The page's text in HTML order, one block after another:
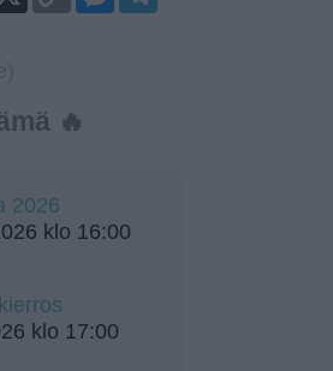
🔥
2026
klo 16:00
klo 17:00